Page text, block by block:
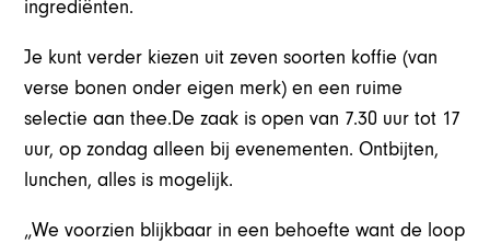
ingrediënten.
Je kunt verder kiezen uit zeven soorten koffie (van
verse bonen onder eigen merk) en een ruime
selectie aan thee.De zaak is open van 7.30 uur tot 17
uur, op zondag alleen bij evenementen. Ontbijten,
lunchen, alles is mogelijk.
„We voorzien blijkbaar in een behoefte want de loop